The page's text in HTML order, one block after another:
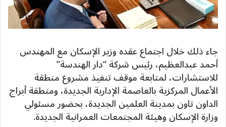
جاء ذلك خلال اجتماع عقده وزير الإسكان مع المهندس
أحمد عبدالعظيم، رئيس شركة “دار الهندسة”
للاستشارات، لمتابعة موقف تنفيذ مشروع منطقة
الأعمال المركزية بالعاصمة الإدارية الجديدة، ومنطقة أبراج
الداون تاون بمدينة العلمين الجديدة، بحضور مسئولي
وزارة الإسكان وهيئة المجتمعات العمرانية الجديدة.